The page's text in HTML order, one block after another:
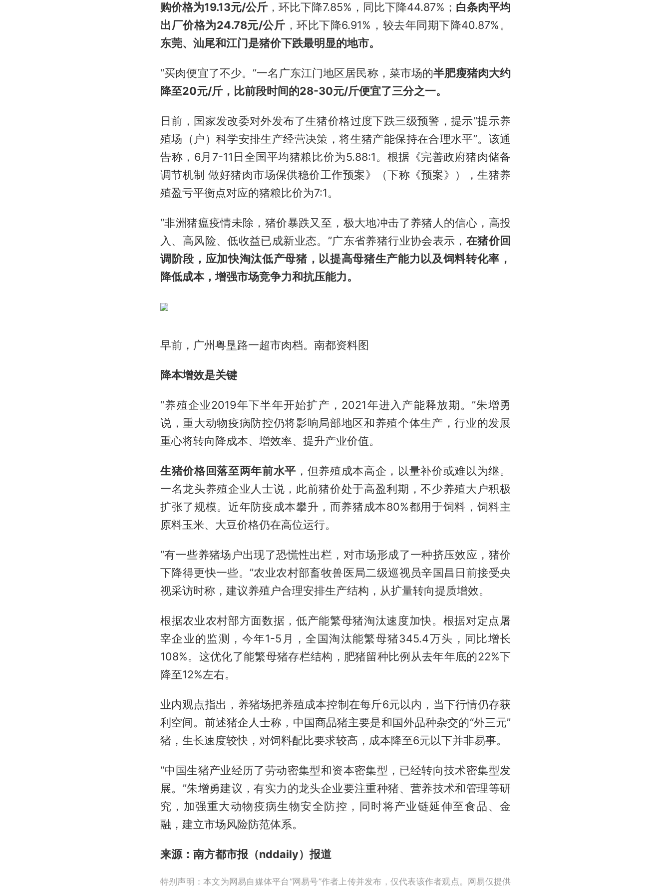
购价格为19.13元/公斤 ，环比下降7.85%，同比下降44.87%； 白条肉平均
出厂价格为24.78元/公斤 ，环比下降6.91%，较去年同期下降40.87%。
东莞、汕尾和江门是猪价下跌最明显的地市。
“买肉便宜了不少。”一名广东江门地区居民称，菜市场的半肥瘦猪肉大约
降至20元/斤，比前段时间的28-30元/斤便宜了三分之一。
日前，国家发改委对外发布了生猪价格过度下跌三级预警，提示“提示养
殖场（户）科学安排生产经营决策，将生猪产能保持在合理水平”。该通
告称，6月7-11日全国平均猪粮比价为5.88:1。根据《完善政府猪肉储备
调节机制 做好猪肉市场保供稳价工作预案》（下称《预案》），生猪养
殖盈亏平衡点对应的猪粮比价为7:1。
“非洲猪瘟疫情未除，猪价暴跌又至，极大地冲击了养猪人的信心，高投
入、高风险、低收益已成新业态。”广东省养猪行业协会表示， 在猪价回
调阶段，应加快淘汰低产母猪，以提高母猪生产能力以及饲料转化率，
降低成本，增强市场竞争力和抗压能力。
早前，广州粤垦路一超市肉档。南都资料图
降本增效是关键
“养殖企业2019年下半年开始扩产，2021年进入产能释放期。”朱增勇
说，重大动物疫病防控仍将影响局部地区和养殖个体生产，行业的发展
重心将转向降成本、增效率、提升产业价值。
生猪价格回落至两年前水平 ，但养殖成本高企，以量补价或难以为继。
一名龙头养殖企业人士说，此前猪价处于高盈利期，不少养殖大户积极
扩张了规模。近年防疫成本攀升，而养猪成本80%都用于饲料，饲料主
原料玉米、大豆价格仍在高位运行。
“有一些养猪场户出现了恐慌性出栏，对市场形成了一种挤压效应，猪价
下降得更快一些。”农业农村部畜牧兽医局二级巡视员辛国昌日前接受央
视采访时称，建议养殖户合理安排生产结构，从扩量转向提质增效。
根据农业农村部方面数据，低产能繁母猪淘汰速度加快。根据对定点屠
宰企业的监测，今年1-5月，全国淘汰能繁母猪345.4万头，同比增长
108%。这优化了能繁母猪存栏结构，肥猪留种比例从去年年底的22%下
降至12%左右。
业内观点指出，养猪场把养殖成本控制在每斤6元以内，当下行情仍存获
利空间。前述猪企人士称，中国商品猪主要是和国外品种杂交的“外三元”
猪，生长速度较快，对饲料配比要求较高，成本降至6元以下并非易事。
“中国生猪产业经历了劳动密集型和资本密集型，已经转向技术密集型发
展。”朱增勇建议，有实力的龙头企业要注重种猪、营养技术和管理等研
究，加强重大动物疫病生物安全防控，同时将产业链延伸至食品、金
融，建立市场风险防范体系。
来源：南方都市报（nddaily）报道
特别声明：本文为网易自媒体平台“网易号”作者上传并发布，仅代表该作者观点。网易仅提供